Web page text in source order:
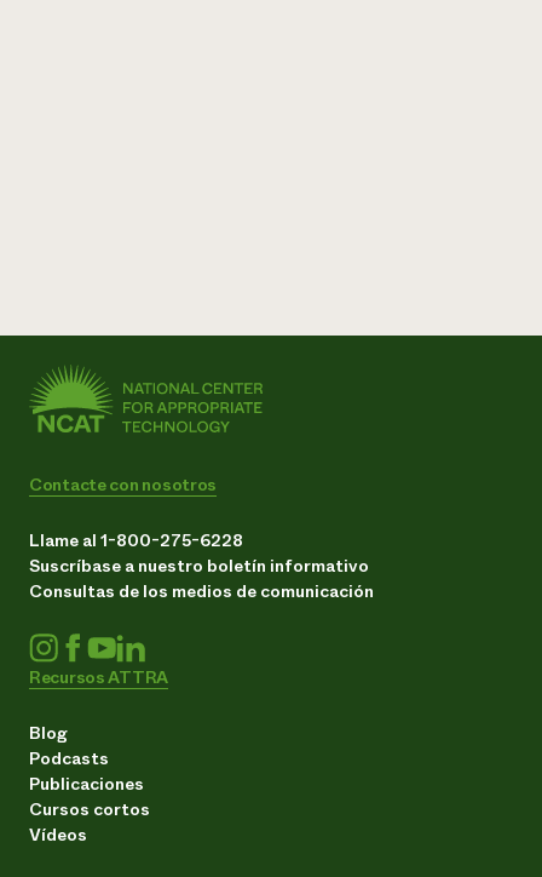
Contacte con nosotros
Llame al 1-800-275-6228
Suscríbase a nuestro boletín informativo
Consultas de los medios de comunicación
Recursos ATTRA
Blog
Podcasts
Publicaciones
Cursos cortos
Vídeos